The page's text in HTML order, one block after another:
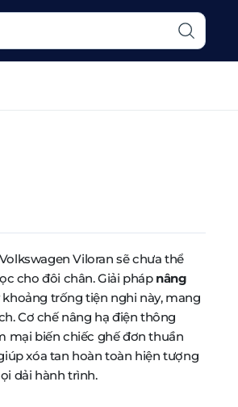
Viloran sẽ chưa thể
cho đôi chân. Giải pháp nâng
khoảng trống tiện nghi này, mang
Cơ chế nâng hạ điện thông
mại biến chiếc ghế đơn thuần
xóa tan hoàn toàn hiện tượng
dải hành trình.